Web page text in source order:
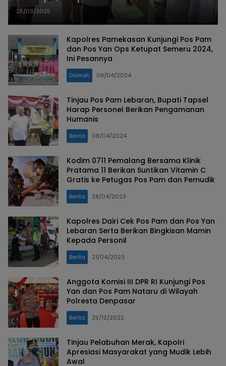
Kesiapan Pengamanan Mudik
25/03/2025
Kapolres Pamekasan Kunjungi Pos Pam
dan Pos Yan Ops Ketupat Semeru 2024,
Ini Pesannya
Daerah 09/04/2024
Tinjau Pos Pam Lebaran, Bupati Tapsel
Harap Personel Berikan Pengamanan
Humanis
Berita 08/04/2024
Kodim 0711 Pemalang Bersama Klinik
Pratama 11 Berikan Suntikan Vitamin C
Gratis ke Petugas Pos Pam dan Pemudik
Berita 28/04/2023
Kapolres Dairi Cek Pos Pam dan Pos Yan
Lebaran Serta Berikan Bingkisan Mamin
Kepada Personil
Berita 21/04/2023
Anggota Komisi III DPR RI Kunjungi Pos
Yan dan Pos Pam Nataru di Wilayah
Polresta Denpasar
Berita 25/12/2022
Tinjau Pelabuhan Merak, Kapolri
Apresiasi Masyarakat yang Mudik Lebih
Awal